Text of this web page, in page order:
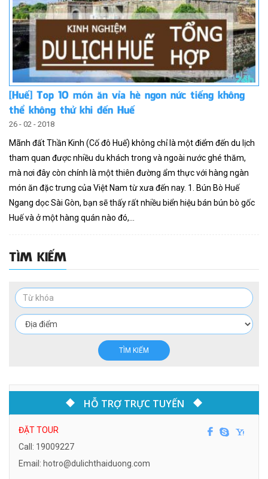
[Huế] Top 10 món ăn vỉa hè ngon nức tiếng không
thể không thử khi đến Huế
26 - 02 - 2018
Mãnh đất Thần Kinh (Cố đô Huế) không chỉ là một điểm đến du lịch
tham quan được nhiều du khách trong và ngoài nước ghé thăm,
mà nơi đây còn chính là một thiên đường ẩm thực với hàng ngàn
món ăn đặc trưng của Việt Nam từ xưa đến nay. 1. Bún Bò Huế
Ngang dọc Sài Gòn, bạn sẽ thấy rất nhiều biển hiệu bán bún bò gốc
Huế và ở một hàng quán nào đó,...
TÌM KIẾM
TÌM KIẾM
HỖ TRỢ TRỰC TUYẾN
ĐẶT TOUR
Call: 19009227
Email: hotro@dulichthaiduong.com